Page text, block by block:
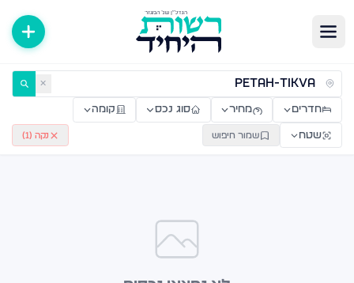
דירות למכירה ולהשכרה — רשות היחיד ✕
חדרים מחיר סוג נכס קומה
שטח שמור חיפוש נקה ( 1
)